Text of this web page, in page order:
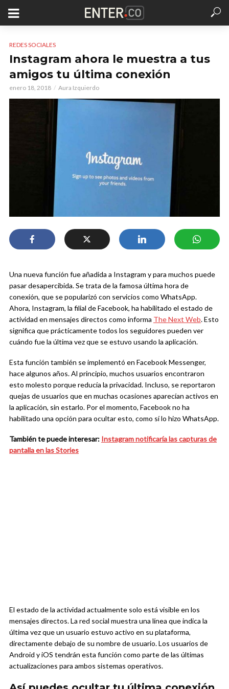
REDES SOCIALES
Instagram ahora le muestra a tus
amigos tu última conexión
enero 18, 2018 Aura Izquierdo
Una nueva función fue añadida a Instagram y para muchos puede
pasar desapercibida. Se trata de la famosa última hora de
conexión, que se popularizó con servicios como WhatsApp.
Ahora, Instagram, la filial de Facebook, ha habilitado el estado de
actividad en mensajes directos como informa The Next Web. Esto
significa que prácticamente todos los seguidores pueden ver
cuándo fue la última vez que se estuvo usando la aplicación.
Esta función también se implementó en Facebook Messenger,
hace algunos años. Al principio, muchos usuarios encontraron
esto molesto porque reducía la privacidad. Incluso, se reportaron
quejas de usuarios que en muchas ocasiones aparecían activos en
la aplicación, sin estarlo. Por el momento, Facebook no ha
habilitado una opción para ocultar esto, como sí lo hizo WhatsApp.
También te puede interesar: Instagram notificaría las capturas de
pantalla en las Stories
El estado de la actividad actualmente solo está visible en los
mensajes directos. La red social muestra una línea que indica la
última vez que un usuario estuvo activo en su plataforma,
directamente debajo de su nombre de usuario. Los usuarios de
Android y iOS tendrán esta función como parte de las últimas
actualizaciones para ambos sistemas operativos.